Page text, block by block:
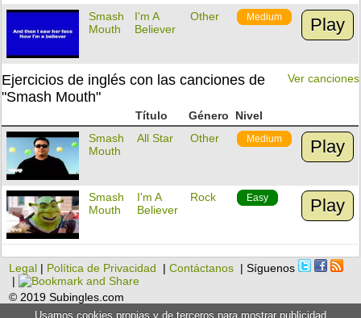
Smash
Mouth
I'm A
Believer
Other Medium Play
Ver canciones
Ejercicios de inglés con las canciones de
"Smash Mouth"
Título Género
Nivel
Smash
Mouth
All Star Other Medium Play
Smash
Mouth
I'm A
Believer
Rock Easy Play
Legal | Política de Privacidad |Contáctanos | Síguenos
|
© 2019 Subingles.com
Usamos cookies propias y de terceros para mostrar publicidad